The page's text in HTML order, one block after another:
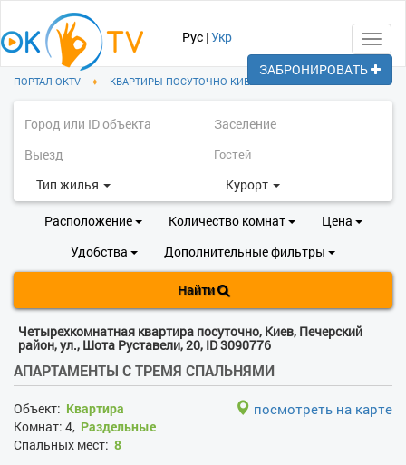
Рус |Укр
ПОРТАЛ OKTV ♦ КВАРТИРЫ ПОСУТОЧНО КИЕВ
Тип жилья Курорт
Расположение Количество комнат
Цена
Удобства
Дополнительные фильтры
Найти
Четырехкомнатная квартира посуточно, Киев, Печерский
район, ул., Шота Руставели, 20, ID 3090776
АПАРТАМЕНТЫ С ТРЕМЯ СПАЛЬНЯМИ
Объект: Квартира
Комнат: 4, Раздельные
Спальных мест: 8
посмотреть на карте
ЗАБРОНИРОВАТЬ